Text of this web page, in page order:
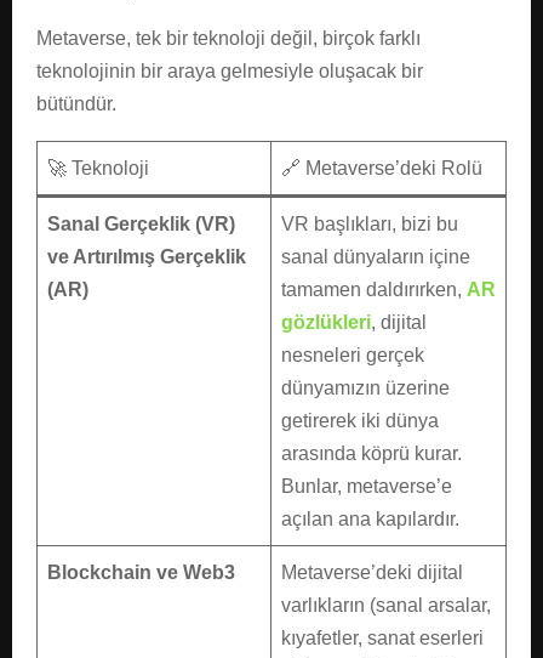
Metaverse, tek bir teknoloji değil, birçok farklı
teknolojinin bir araya gelmesiyle oluşacak bir
bütündür.
🚀 Teknoloji 🔗 Metaverse’deki Rolü
Sanal Gerçeklik (VR)
ve Artırılmış Gerçeklik
(AR)
VR başlıkları, bizi bu
sanal dünyaların içine
tamamen daldırırken, AR
gözlükleri, dijital
nesneleri gerçek
dünyamızın üzerine
getirerek iki dünya
arasında köprü kurar.
Bunlar, metaverse’e
açılan ana kapılardır.
Blockchain ve Web3
Metaverse’deki dijital
varlıkların (sanal arsalar,
kıyafetler, sanat eserleri